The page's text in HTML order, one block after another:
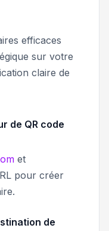
efficaces
sur votre
claire de
de QR code
et
pour créer
de